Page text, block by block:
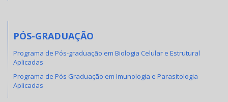
PÓS-GRADUAÇÃO
Programa de Pós-graduação em Biologia Celular e Estrutural
Aplicadas
Programa de Pós Graduação em Imunologia e Parasitologia
Aplicadas